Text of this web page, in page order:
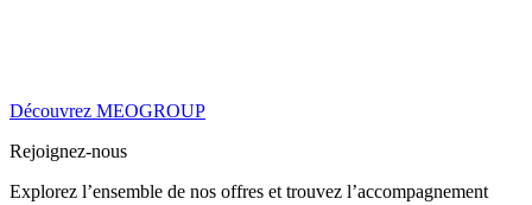
Découvrez MEOGROUP
Rejoignez-nous
Explorez l’ensemble de nos offres et trouvez l’accompagnement